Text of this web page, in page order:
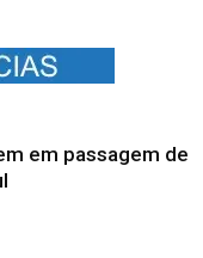
em passagem de